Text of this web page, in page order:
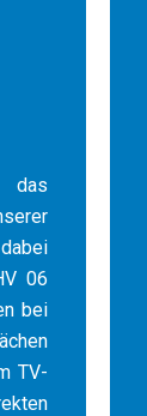
das
06
bei
TV-